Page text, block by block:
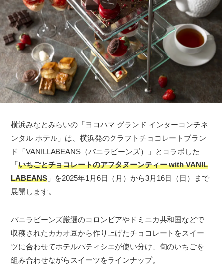
横浜みなとみらいの「ヨコハマ グランド インターコンチネ
ンタル ホテル」は、横浜発のクラフトチョコレートブラン
ド「VANILLABEANS（バニラビーンズ）」とコラボした
「いちごとチョコレートのアフタヌーンティー with VANIL
LABEANS 」を2025年1月6日（月）から3月16日（日）まで
展開します。
バニラビーンズ厳選のコロンビアやドミニカ共和国などで
収穫されたカカオ豆から作り上げたチョコレートをスイー
ツに合わせてホテルパティシエが使い分け、旬のいちごを
組み合わせながらスイーツをラインナップ。